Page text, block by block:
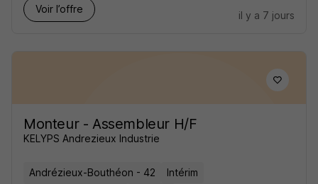
Voir l’offre
il y a 7 jours
Monteur - Assembleur H/F
KELYPS Andrezieux Industrie
Andrézieux-Bouthéon - 42
Intérim